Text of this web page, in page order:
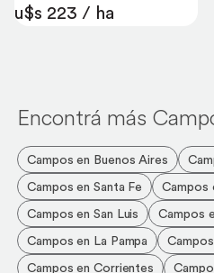
u$s 223 / ha
Encontrá más
Campos en Buenos Aires
Campos en Santa Fe
Campos
Campos en San Luis
Campos
Campos en La Pampa
Campos en Corrientes